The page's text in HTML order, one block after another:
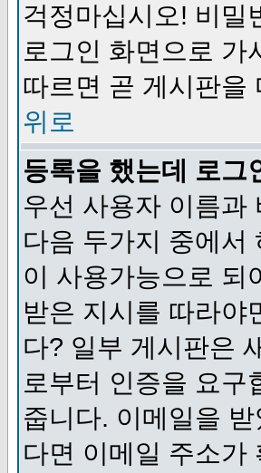
걱정마십시오! 비밀
로그인 화면으로 가
따르면 곧 게시판을
위로
등록을 했는데 로그
우선 사용자 이름과
다음 두가지 중에서
이 사용가능으로
받은 지시를 따라야
다? 일부 게시판은
로부터 인증을 요
줍니다. 이메일을
다면 이메일 주소가